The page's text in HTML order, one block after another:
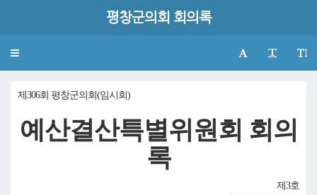
평창군의회 회의록
Toggle
제306회 평창군의회(임시회)
예산결산특별위원회 회의
록
제3호